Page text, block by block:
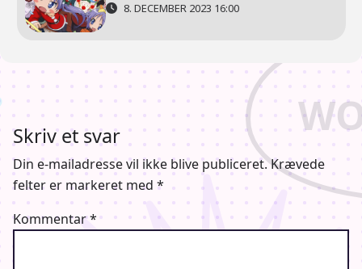
8. DECEMBER 2023 16:00
Skriv et svar
Din e-mailadresse vil ikke blive publiceret.Krævede
felter er markeret med *
Kommentar*